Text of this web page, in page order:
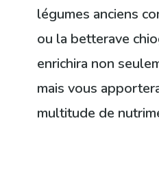
légumes anciens
ou la betterave
enrichira non
mais vous
multitude de